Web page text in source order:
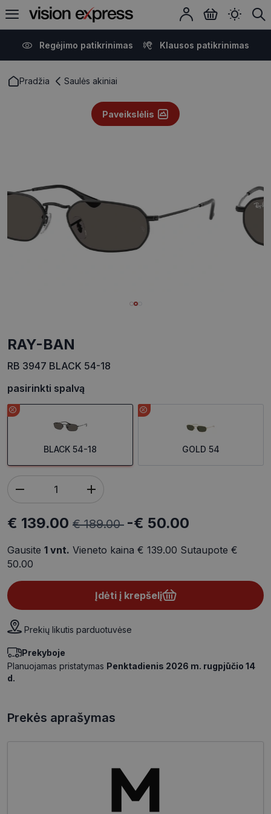
Regėjimo patikrinimas Klausos patikrinimas
Pradžia Saulės akiniai
Paveikslėlis
RAY-BAN
RB 3947 BLACK 54-18
pasirinkti spalvą
BLACK 54-18 GOLD 54
€ 139.00 € 189.00 -€ 50.00
Gausite 1 vnt. Vieneto kaina € 139.00 Sutaupote €
50.00
Įdėti į krepšelį
Prekių likutis parduotuvėse
Prekyboje
Planuojamas pristatymas Penktadienis 2026 m. rugpjūčio 14
d.
Prekės aprašymas